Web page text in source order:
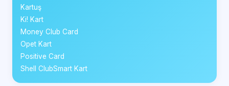
Kartuş
Ki! Kart
Money Club Card
Opet Kart
Positive Card
Shell ClubSmart Kart